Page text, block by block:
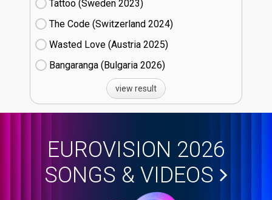
Tattoo (Sweden
23)
The Code (Switzerland
24)
Wasted Love (Austria
25)
Bangaranga (Bulgaria
26)
view result
EUROVISION 2026
SONGS & VIDEOS